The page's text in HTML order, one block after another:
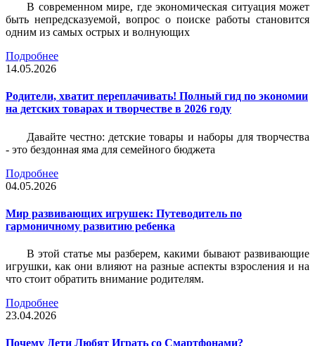
В современном мире, где экономическая ситуация может
быть непредсказуемой, вопрос о поиске работы становится
одним из самых острых и волнующих
Подробнее
14.05.2026
Родители, хватит переплачивать! Полный гид по экономии
на детских товарах и творчестве в 2026 году
Давайте честно: детские товары и наборы для творчества
- это бездонная яма для семейного бюджета
Подробнее
04.05.2026
Мир развивающих игрушек: Путеводитель по
гармоничному развитию ребенка
В этой статье мы разберем, какими бывают развивающие
игрушки, как они влияют на разные аспекты взросления и на
что стоит обратить внимание родителям.
Подробнее
23.04.2026
Почему Дети Любят Играть со Смартфонами?